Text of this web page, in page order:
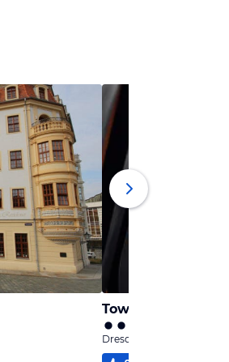
Townhouse
Dresden, Sachsen